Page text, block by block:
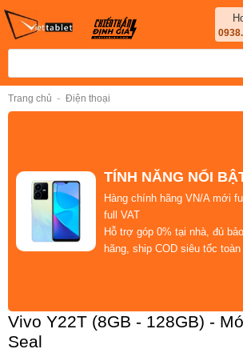
Trang chủ - Điện thoại
TÍNH NĂNG NỔI
Hàng chính hãng VN/A mới
full VAT
Hỗ trợ góp 0% tại nhà, đủ
hãng, ship COD siêu tốc toàn
Vivo Y22T (8GB - 128GB) -
Seal